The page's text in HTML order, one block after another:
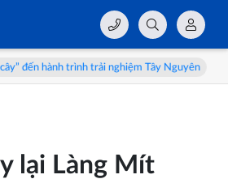
nghiệm Tây Nguyên Triển lãm 'Thể
lại Làng Mít